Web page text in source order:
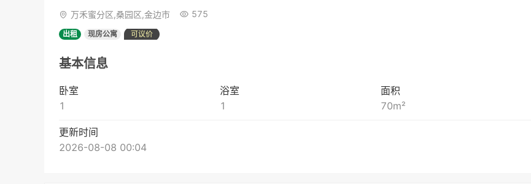
万禾蜜分区,桑园区,金边市 575
出租 现房公寓 可议价
基本信息
卧室
1
浴室
1
面积
70m²
更新时间
2026-08-08 00:04